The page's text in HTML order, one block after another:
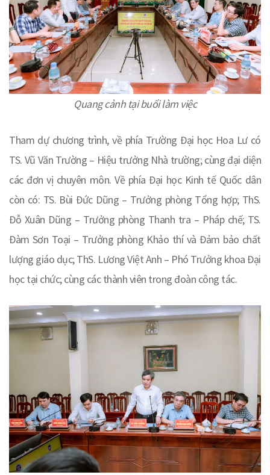
Quang cảnh tại buổi làm việc
Tham dự chương trình, về phía Trường Đại học Hoa Lư có
TS. Vũ Văn Trường – Hiệu trưởng Nhà trường; cùng đại diện
các đơn vị chuyên môn. Về phía Đại học Kinh tế Quốc dân
còn có: TS. Bùi Đức Dũng – Trưởng phòng Tổng hợp; ThS.
Đỗ Xuân Dũng – Trưởng phòng Thanh tra – Pháp chế; TS.
Đàm Sơn Toại – Trưởng phòng Khảo thí và Đảm bảo chất
lượng giáo dục; ThS. Lương Việt Anh – Phó Trưởng khoa Đại
học tại chức; cùng các thành viên trong đoàn công tác.